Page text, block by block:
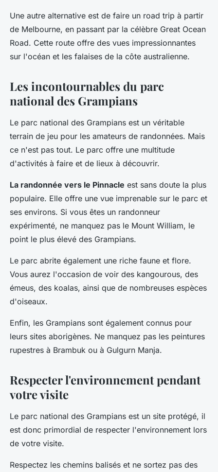
Une autre alternative est de faire un road trip à partir
de Melbourne, en passant par la célèbre Great Ocean
Road. Cette route offre des vues impressionnantes
sur l'océan et les falaises de la côte australienne.
Les incontournables du parc
national des Grampians
Le parc national des Grampians est un véritable
terrain de jeu pour les amateurs de randonnées. Mais
ce n'est pas tout. Le parc offre une multitude
d'activités à faire et de lieux à découvrir.
La randonnée vers le Pinnacle est sans doute la plus
populaire. Elle offre une vue imprenable sur le parc et
ses environs. Si vous êtes un randonneur
expérimenté, ne manquez pas le Mount William, le
point le plus élevé des Grampians.
Le parc abrite également une riche faune et flore.
Vous aurez l'occasion de voir des kangourous, des
émeus, des koalas, ainsi que de nombreuses espèces
d'oiseaux.
Enfin, les Grampians sont également connus pour
leurs sites aborigènes. Ne manquez pas les peintures
rupestres à Brambuk ou à Gulgurn Manja.
Respecter l'environnement pendant
votre visite
Le parc national des Grampians est un site protégé, il
est donc primordial de respecter l'environnement lors
de votre visite.
Respectez les chemins balisés et ne sortez pas des